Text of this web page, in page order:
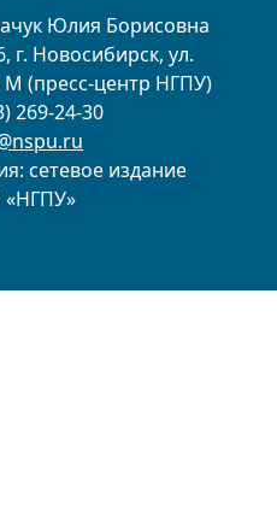
Юлия Борисовна
г. Новосибирск, ул.
М (пресс-центр НГПУ)
269-24-30
сетевое издание